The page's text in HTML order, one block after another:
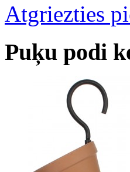
Atgriezties
Puķu podi